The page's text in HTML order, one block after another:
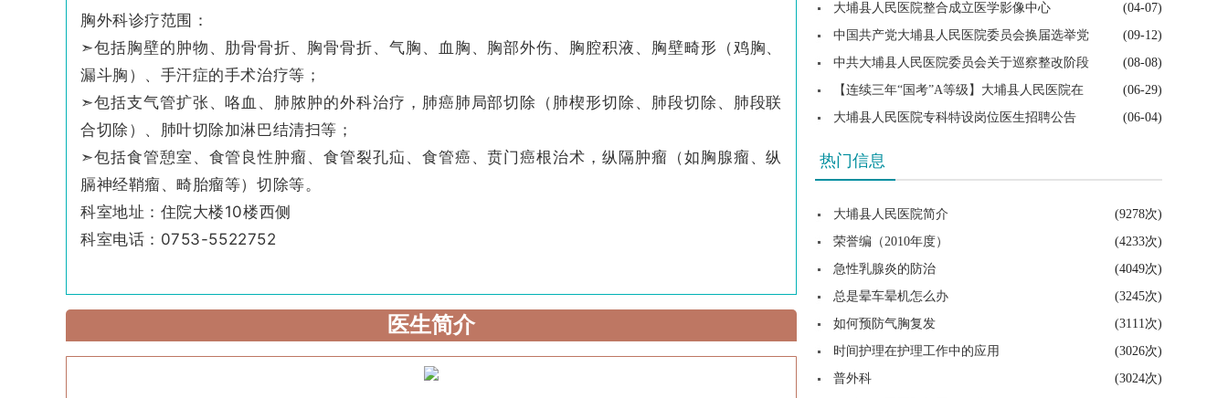
胸外科诊疗范围：
➣包括胸壁的肿物、肋骨骨折、胸骨骨折、气胸、血胸、胸部外伤、胸腔积液、胸壁畸形（鸡胸、
漏斗胸）、手汗症的手术治疗等；
➣包括支气管扩张、咯血、肺脓肿的外科治疗，肺癌肺局部切除（肺楔形切除、肺段切除、肺段联
合切除）、肺叶切除加淋巴结清扫等；
➣包括食管憩室、食管良性肿瘤、食管裂孔疝、食管癌、贲门癌根治术，纵隔肿瘤（如胸腺瘤、纵
膈神经鞘瘤、畸胎瘤等）切除等。
科室地址：住院大楼10楼西侧
科室电话：0753-5522752
医生简介
大埔县人民医院整合成立医学影像中心
(04-07)
中国共产党大埔县人民医院委员会换届选举党
(09-12)
中共大埔县人民医院委员会关于巡察整改阶段
(08-08)
【连续三年“国考”A等级】大埔县人民医院在
(06-29)
大埔县人民医院专科特设岗位医生招聘公告
(06-04)
热门信息
大埔县人民医院简介
(9278次)
荣誉编（2010年度）
(4233次)
急性乳腺炎的防治
(4049次)
总是晕车晕机怎么办
(3245次)
如何预防气胸复发
(3111次)
时间护理在护理工作中的应用
(3026次)
普外科
(3024次)